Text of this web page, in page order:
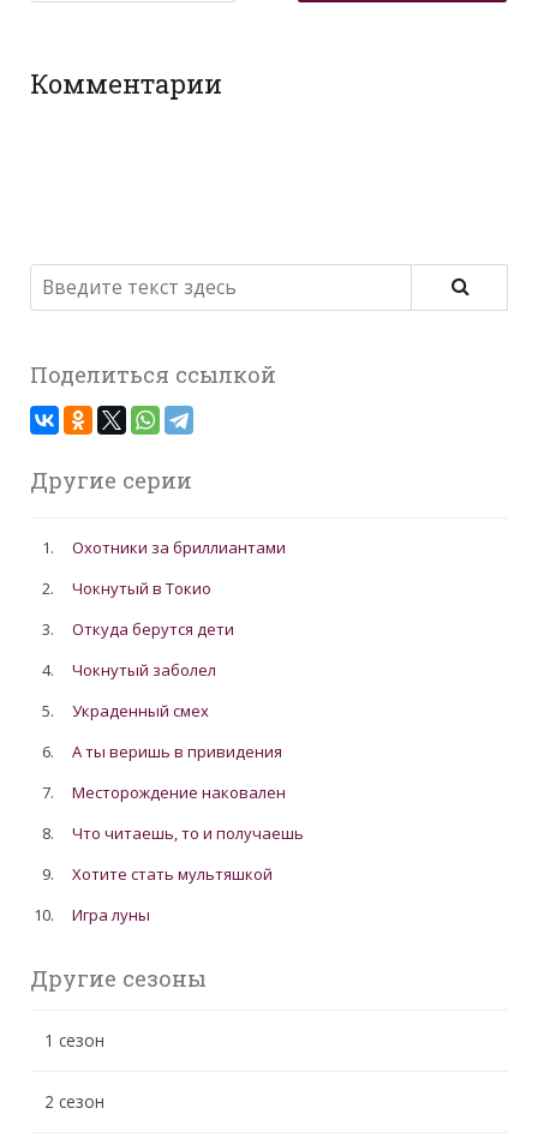
Комментарии
Поделиться ссылкой
Другие серии
1.
Охотники за бриллиантами
2.
Чокнутый в Токио
3.
Откуда берутся дети
4.
Чокнутый заболел
5.
Украденный смех
6.
А ты веришь в привидения
7.
Месторождение наковален
8.
Что читаешь, то и получаешь
9.
Хотите стать мультяшкой
10.
Игра луны
Другие сезоны
1 сезон
2 сезон